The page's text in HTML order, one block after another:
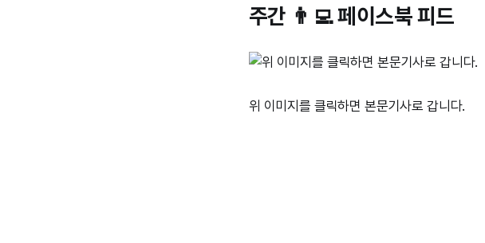
주간 👨‍💻 페이스북 피드
위 이미지를 클릭하면 본문기사로 갑니다.